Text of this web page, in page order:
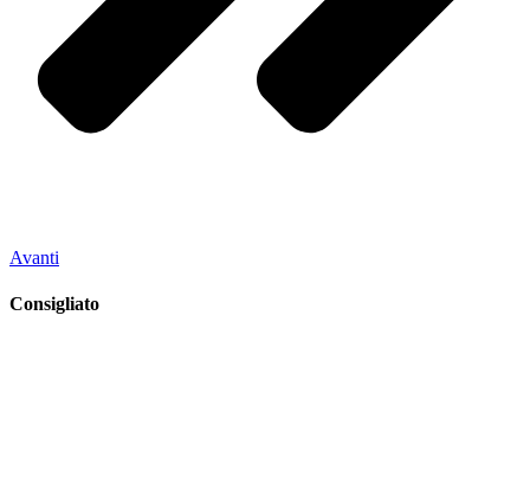
Avanti
Consigliato